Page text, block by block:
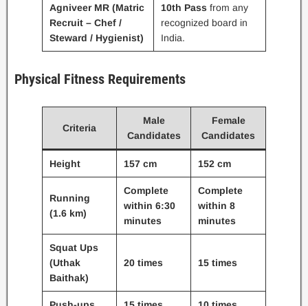
Agniveer MR (Matric
Recruit – Chef /
Steward / Hygienist)
10th Pass from any
recognized board in
India.
Physical Fitness Requirements
Criteria
Male
Candidates
Female
Candidates
Height 157 cm 152 cm
Running
(1.6 km)
Complete
within 6:30
minutes
Complete
within 8
minutes
Squat Ups
(Uthak
Baithak)
20 times 15 times